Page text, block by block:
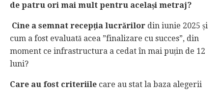
de patru ori mai mult pentru același metraj?
Cine a semnat recepția lucrărilor din iunie 2025 și
cum a fost evaluată acea ”finalizare cu succes”, din
moment ce infrastructura a cedat în mai puțin de 12
luni?
Care au fost criteriile care au stat la baza alegerii